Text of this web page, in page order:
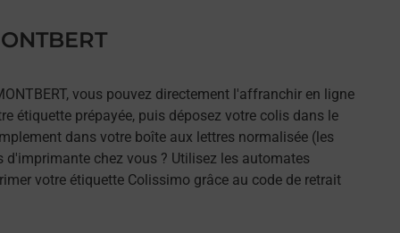
vous pouvez directement l'affranchir en ligne
étiquette prépayée, puis déposez votre colis dans le
dans votre boîte aux lettres normalisée (les
d'imprimante chez vous ? Utilisez les automates
votre étiquette Colissimo grâce au code de retrait